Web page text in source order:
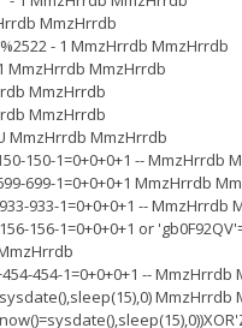
MmzHrrdb
- 1 MmzHrrdb MmzHrrdb
MmzHrrdb MmzHrrdb
MmzHrrdb
MmzHrrdb
MmzHrrdb MmzHrrdb
150-1=0+0+0+1 -- MmzHrrdb
699-1=0+0+0+1 MmzHrrdb
933-1=0+0+0+1 -- MmzHrrdb
156-1=0+0+0+1 or
454-1=0+0+0+1 -- MmzHrrdb
MmzHrrdb